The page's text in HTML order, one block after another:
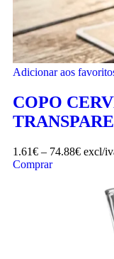
Adicionar aos
COPO
1.61€ – 74.88€ excl/
Comprar